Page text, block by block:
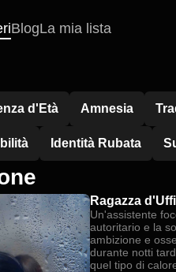
BlogLa mia lista
d'Età Amnesia
Identità Rubata
Ragazza
Un'assistente
autoritario e la
ambizione e
durante notti
quel tipo di